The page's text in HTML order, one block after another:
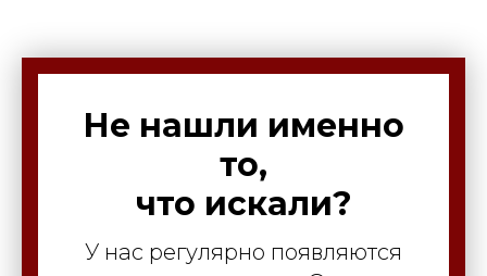
Не нашли именно
то,
что искали?
У нас регулярно появляются